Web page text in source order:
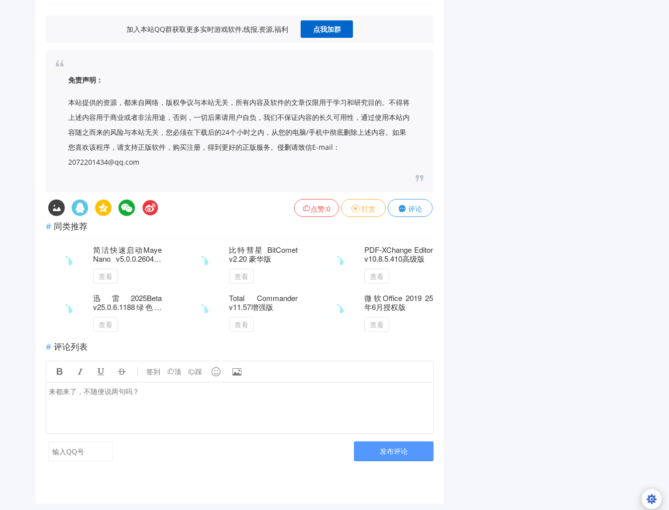
加入本站QQ群获取更多实时游戏软件,线报,资源,福利 点我加群
免责声明：
本站提供的资源，都来自网络，版权争议与本站无关，所有内容及软件的文章仅限用于学习和研究目的。不得将
上述内容用于商业或者非法用途，否则，一切后果请用户自负，我们不保证内容的长久可用性，通过使用本站内
容随之而来的风险与本站无关，您必须在下载后的24个小时之内，从您的电脑/手机中彻底删除上述内容。如果
您喜欢该程序，请支持正版软件，购买注册，得到更好的正版服务。侵删请致信E-mail：
2072201434@qq.com
评论
打赏
点赞:0
同类推荐
简洁快速启动Maye
Nano v5.0.0.260404
绿色版
查看
比特彗星 BitComet
v2.20 豪华版
查看
PDF-XChange Editor
v10.8.5.410高级版
查看
迅雷2025Beta
v25.0.6.1188绿色精
简版
查看
Total Commander
v11.57增强版
查看
微软Office 2019 25
年6月授权版
查看
评论列表
    签到 顶 踩  
发布评论